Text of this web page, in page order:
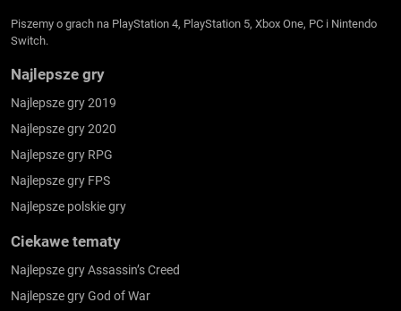
Piszemy o grach na PlayStation 4, PlayStation 5, Xbox One, PC i Nintendo
Switch.
Najlepsze gry
Najlepsze gry 2019
Najlepsze gry 2020
Najlepsze gry RPG
Najlepsze gry FPS
Najlepsze polskie gry
Ciekawe tematy
Najlepsze gry Assassin’s Creed
Najlepsze gry God of War